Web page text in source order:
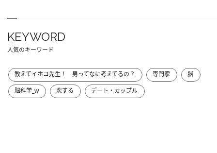
KEYWORD
人気のキーワード
教えてイホコ先生！ 男ってなに考えてるの？ 専門家
脳
脳科学_w
恋する デート・カップル